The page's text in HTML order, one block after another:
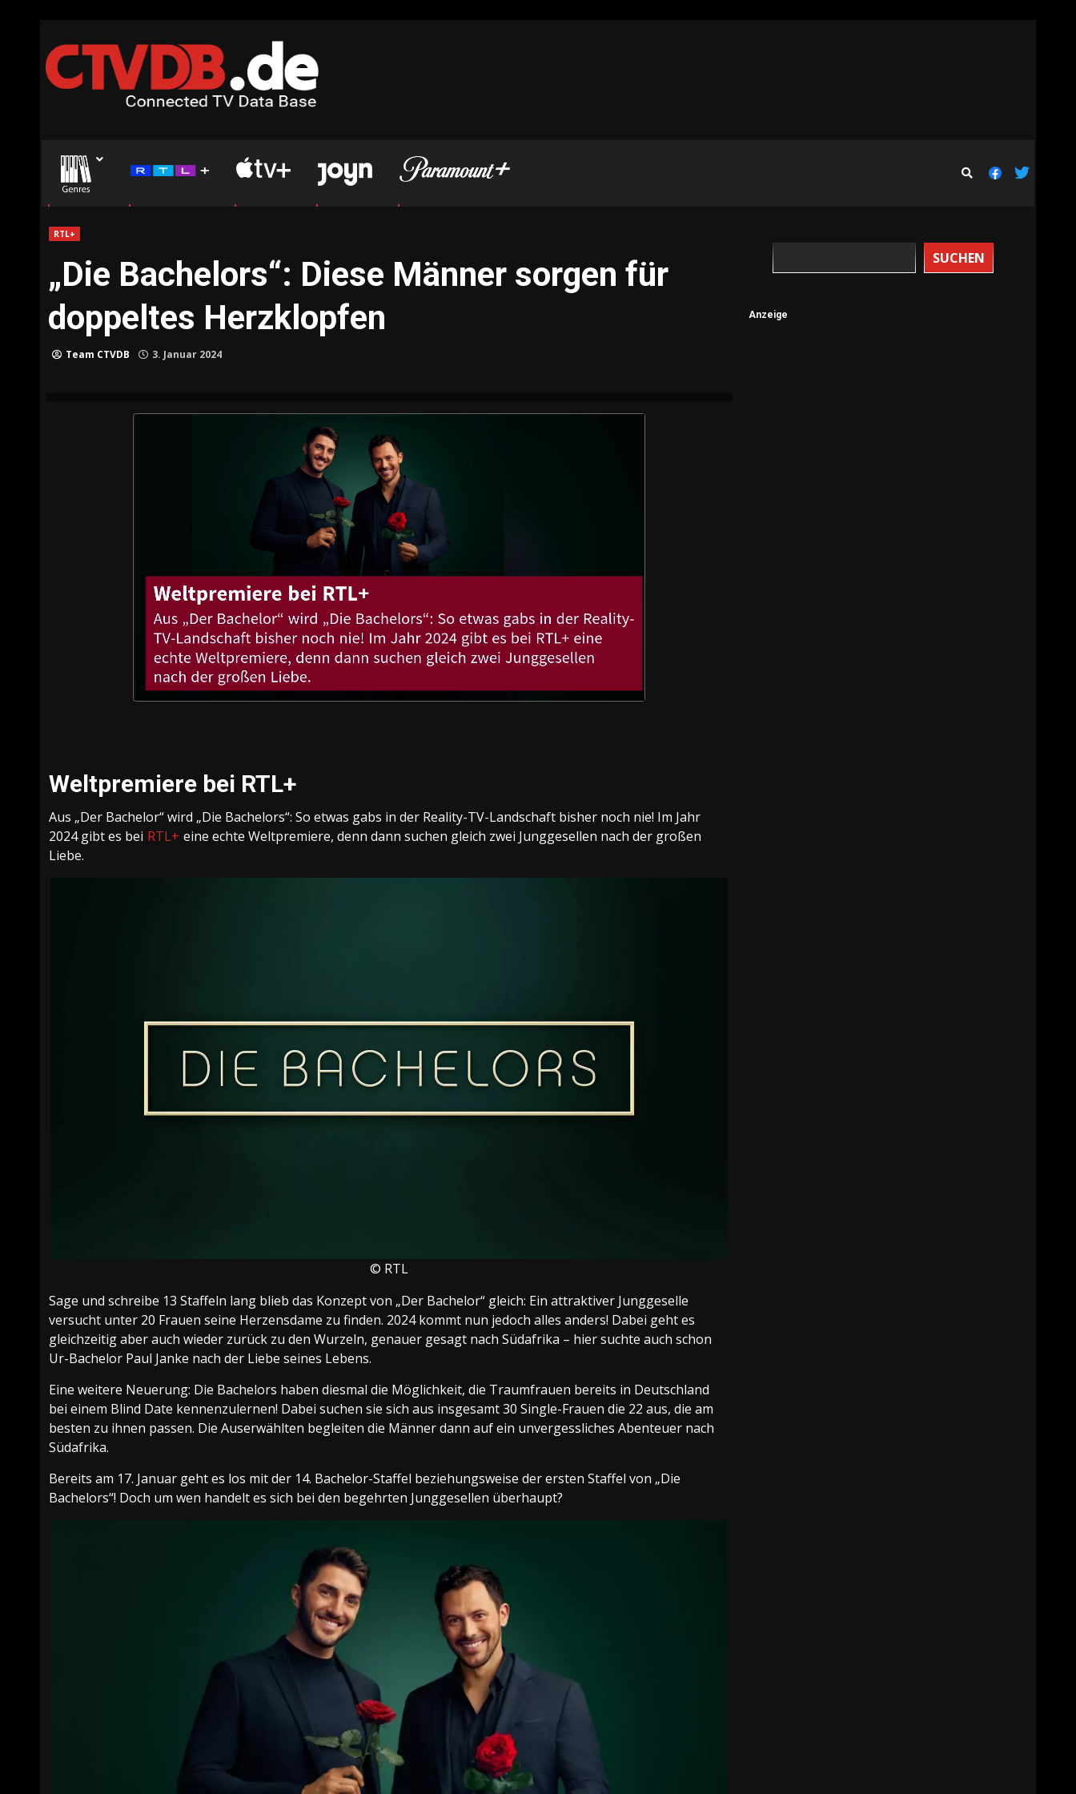
to
content
RTL+
„Die Bachelors“: Diese Männer sorgen für
doppeltes Herzklopfen
Team CTVDB 3. Januar 2024
Weltpremiere bei RTL+
Aus „Der Bachelor“ wird „Die Bachelors“: So etwas gabs in der Reality-TV-Landschaft bisher noch nie! Im Jahr
2024 gibt es bei RTL+ eine echte Weltpremiere, denn dann suchen gleich zwei Junggesellen nach der großen
Liebe.
© RTL
Sage und schreibe 13 Staffeln lang blieb das Konzept von „Der Bachelor“ gleich: Ein attraktiver Junggeselle
versucht unter 20 Frauen seine Herzensdame zu finden. 2024 kommt nun jedoch alles anders! Dabei geht es
gleichzeitig aber auch wieder zurück zu den Wurzeln, genauer gesagt nach Südafrika – hier suchte auch schon
Ur-Bachelor Paul Janke nach der Liebe seines Lebens.
Eine weitere Neuerung: Die Bachelors haben diesmal die Möglichkeit, die Traumfrauen bereits in Deutschland
bei einem Blind Date kennenzulernen! Dabei suchen sie sich aus insgesamt 30 Single-Frauen die 22 aus, die am
besten zu ihnen passen. Die Auserwählten begleiten die Männer dann auf ein unvergessliches Abenteuer nach
Südafrika.
Bereits am 17. Januar geht es los mit der 14. Bachelor-Staffel beziehungsweise der ersten Staffel von „Die
Bachelors“! Doch um wen handelt es sich bei den begehrten Junggesellen überhaupt?
SUCHEN
Anzeige